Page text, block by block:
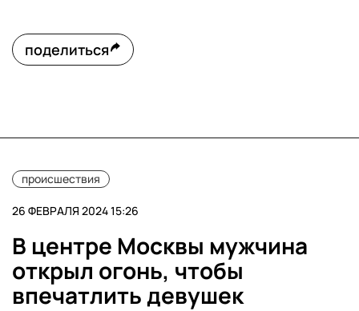
поделиться
происшествия
26 ФЕВРАЛЯ 2024 15:26
В центре Москвы мужчина
открыл огонь, чтобы
впечатлить девушек